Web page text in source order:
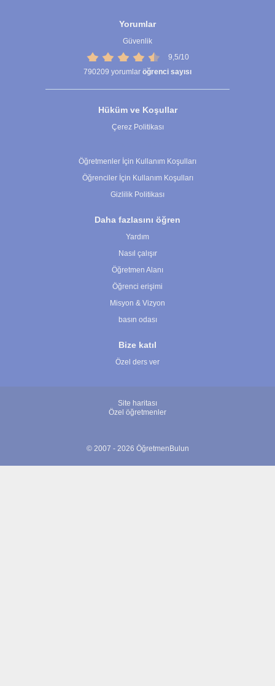
Yorumlar
Güvenlik
9,5/10
790209 yorumlar öğrenci sayısı
Hüküm ve Koşullar
Çerez Politikası
Öğretmenler İçin Kullanım Koşulları
Öğrenciler İçin Kullanım Koşulları
Gizlilik Politikası
Daha fazlasını öğren
Yardım
Nasıl çalışır
Öğretmen Alanı
Öğrenci erişimi
Misyon & Vizyon
basın odası
Bize katıl
Özel ders ver
Site haritası
Özel öğretmenler
© 2007 - 2026 ÖğretmenBulun